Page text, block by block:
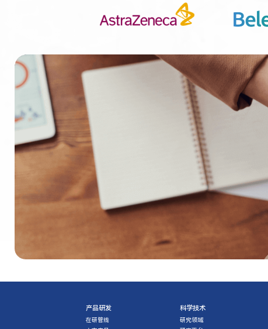
产品研发
在研管线
科学技术
研究领域